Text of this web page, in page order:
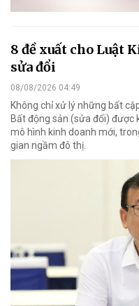
8 đề xuất cho Luật
sửa đổi
08/08/2026 04:49
Không chỉ xử lý những bất
Bất động sản (sửa đổi) được
mô hình kinh doanh mới,
gian ngầm đô thị.